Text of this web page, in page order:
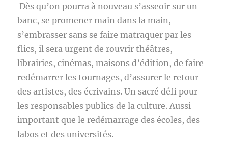
Dès qu’on pourra à nouveau s’asseoir sur un
banc, se promener main dans la main,
s’embrasser sans se faire matraquer par les
flics, il sera urgent de rouvrir théâtres,
librairies, cinémas, maisons d’édition, de faire
redémarrer les tournages, d’assurer le retour
des artistes, des écrivains. Un sacré défi pour
les responsables publics de la culture. Aussi
important que le redémarrage des écoles, des
labos et des universités.